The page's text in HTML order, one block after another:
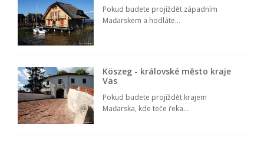
Pokud budete projíždět západním
Maďarskem a hodláte...
Köszeg - královské město kraje
Vas
Pokud budete projíždět krajem
Maďarska, kde teče řeka...